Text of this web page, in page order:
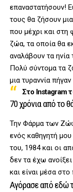
επαναστατήσουν!
τους θα ζήσουν
που μέχρι και στη
ζώα, τα οποία θα
αναλάβουν τα
Πολύ σύντομα τα
μια τυραννία
Στο Instagram
70 χρόνια από το
Την Φάρμα των
ενός καθηγητή
του, 1984 και οι
δεν τα έχω
και είναι μέσα
Αγόρασε από εδώ